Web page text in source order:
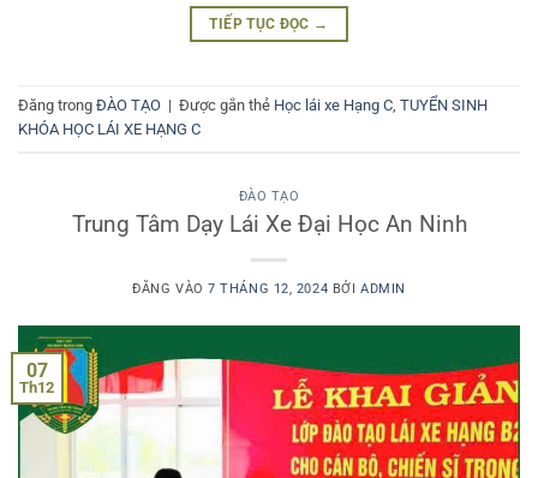
TIẾP TỤC ĐỌC →
Đăng trong ĐÀO TẠO | Được gắn thẻ Học lái xe Hạng C, TUYỂN SINH
KHÓA HỌC LÁI XE HẠNG C
ĐÀO TẠO
Trung Tâm Dạy Lái Xe Đại Học An Ninh
ĐĂNG VÀO7 THÁNG 12, 2024 BỞI ADMIN
07
Th12